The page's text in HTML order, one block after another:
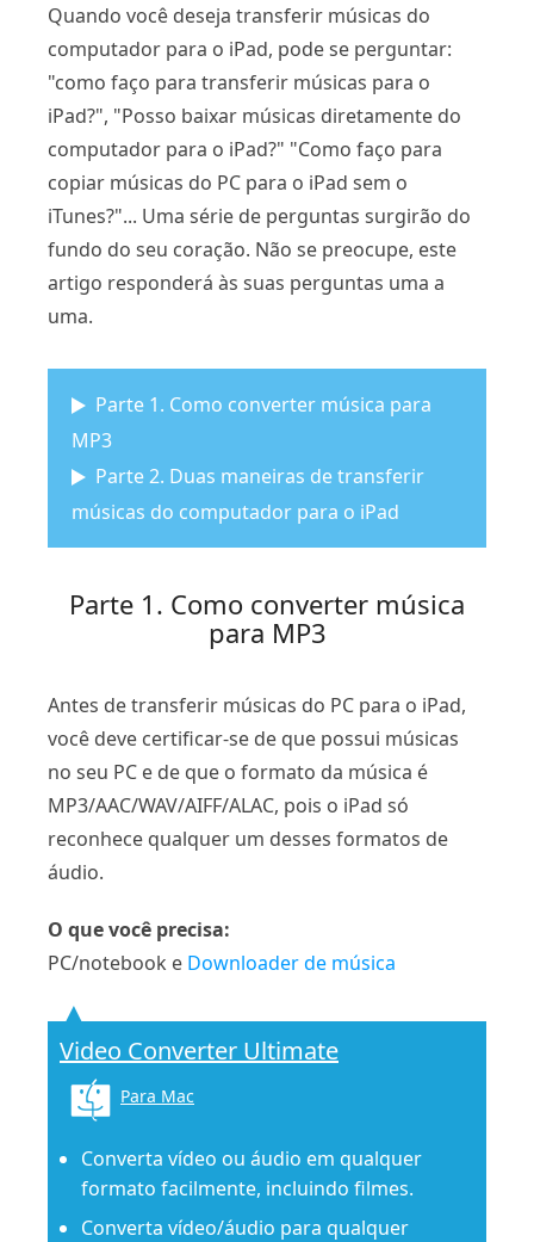
Quando você deseja transferir músicas do
computador para o iPad, pode se perguntar:
"como faço para transferir músicas para o
iPad?", "Posso baixar músicas diretamente do
computador para o iPad?" "Como faço para
copiar músicas do PC para o iPad sem o
iTunes?"... Uma série de perguntas surgirão do
fundo do seu coração. Não se preocupe, este
artigo responderá às suas perguntas uma a
uma.
Parte 1. Como converter música para
MP3
Parte 2. Duas maneiras de transferir
músicas do computador para o iPad
Parte 1. Como converter música
para MP3
Antes de transferir músicas do PC para o iPad,
você deve certificar-se de que possui músicas
no seu PC e de que o formato da música é
MP3/AAC/WAV/AIFF/ALAC, pois o iPad só
reconhece qualquer um desses formatos de
áudio.
O que você precisa:
PC/notebook e Downloader de música
Video Converter Ultimate
Para Mac
Converta vídeo ou áudio em qualquer
formato facilmente, incluindo filmes.
Converta vídeo/áudio para qualquer